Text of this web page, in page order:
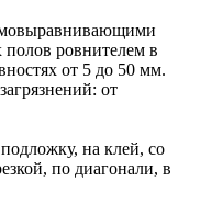
ровнителем в
от 5 до 50 мм.
от
на клей, со
по диагонали, в